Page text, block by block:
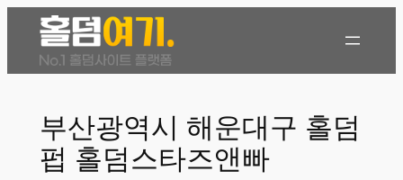
부산광역시 해운대구 홀덤
펍 홀덤스타즈앤빠